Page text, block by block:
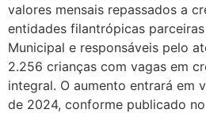
valores mensais repassados a
entidades filantrópicas
Municipal e responsáveis pelo
2.256 crianças com vagas em
integral. O aumento entrará em
de 2024, conforme publicado